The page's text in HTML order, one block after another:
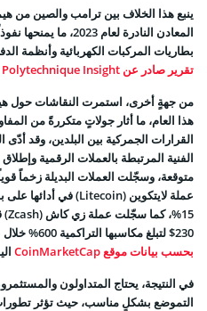
المعادن النادرة لعام
بطاريات المركبات الكهربائية وأنظمة
تقرير صادر عن Polytechnique Insight
من جهةٍ أخرى، استمرت النقاشات حول
هذا العام، ما أثار جولاتٍ متكررةً من
القرارات الجمركية بين البلدين، وقد أدّى
الفنية المرتبطة بالعملات الرقمية
متوقعة، وسجّلت العملات البديلة زخماً
عملة لايتكوين (Litecoin) في أدائها على
15%
، كما سجّلت عملة زي كاش (Zcash)
230$ لتبلغ
مكاسبها التراكمية 600% خلال عام و300% خلال شهر، وذلك
بحسب بيانات موقع CoinMarketCap
في النتيجة، يحتاج المتداولون
التموضع بشكلٍ مناسب، حيث تؤثر